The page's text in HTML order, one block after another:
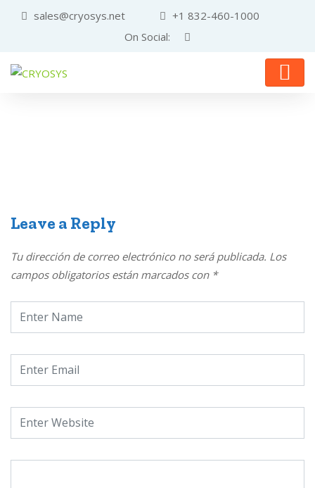
sales@cryosys.net
+1 832-460-1000
On Social:
Leave a Reply
Tu dirección de correo electrónico no será publicada. Los
campos obligatorios están marcados con *